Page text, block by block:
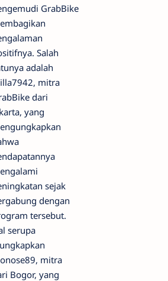
GrabBike
Salah
adalah
mitra
dari
yang
sejak
dengan
tersebut.
serupa
mitra
Bogor, yang